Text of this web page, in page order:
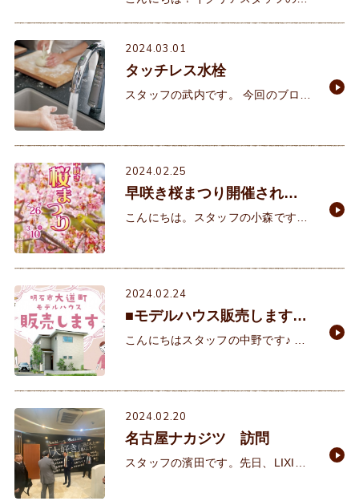
約頂きましたお客様へ鍵渡しさせて
頂きました(^^)K
2024.03.01
タッチレス水栓
スタッフの武内です。 今回のブログ
はキッチンの「タッチレス水栓」で
す。タッチレス水栓と
2024.02.25
早咲き桜まつり開催されま
す🌸
こんにちは。スタッフの小森です。
ールが混雑します。皆考える事一緒
ですもんね。 イベント
2024.02.24
■モデルハウス販売します！
■
こんにちはスタッフの中野です♪ 先
クリックしてみました。お話は
「貪・瞋・痴(とん
2024.02.20
名古屋ナカジツ 訪問
スタッフの濱田です。先日、LIXIL